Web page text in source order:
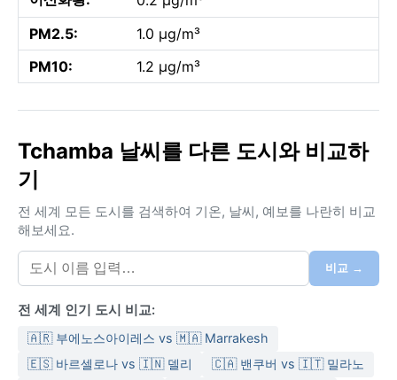
PM2.5:
1.0 µg/m³
PM10:
1.2 µg/m³
Tchamba 날씨를 다른 도시와 비교하
기
전 세계 모든 도시를 검색하여 기온, 날씨, 예보를 나란히 비교
해보세요.
비교 →
전 세계 인기 도시 비교:
🇦🇷 부에노스아이레스 vs 🇲🇦 Marrakesh
🇪🇸 바르셀로나 vs 🇮🇳 델리
🇨🇦 밴쿠버 vs 🇮🇹 밀라노